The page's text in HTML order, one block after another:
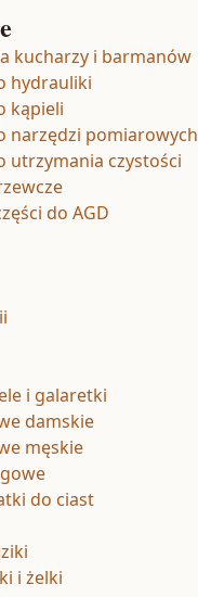
kucharzy i barmanów
hydrauliki
kąpieli
narzędzi pomiarowych
utrzymania czystości
do AGD
i galaretki
damskie
męskie
do ciast
i żelki